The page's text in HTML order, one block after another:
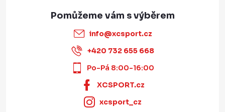
info@xcsport.cz
+420 732 655 668
Po-Pá 8:00-16:00
XCSPORT.cz
xcsport_cz